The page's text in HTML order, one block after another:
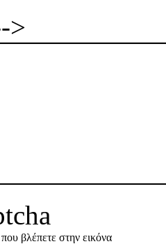
>
βλέπετε στην εικόνα